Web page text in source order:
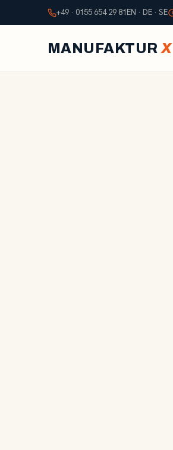
+49 · 0155 654 29 81EN · DE · SE
MANUFAKTURX